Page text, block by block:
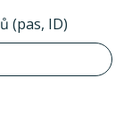
(pas, ID)